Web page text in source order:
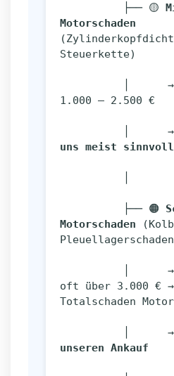
          ├── 🟡
Motorschaden
Steuerkette)
1.000 – 2.500 €
          │      →
uns meist
          ├── 🟠
Motorschaden
oft über 3.000 € →
Totalschaden Motor
          │      →
unseren Ankauf